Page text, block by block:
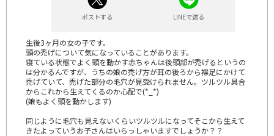
ポストする LINEで送る
生後3ヶ月の女の子です。
頭の禿げについて気になっていることがあります。
寝ている状態でよく頭を動かす赤ちゃんは後頭部が禿げるというの
は分かるんですが、うちの娘の禿げ方が耳の後ろから襟足にかけて
禿げていて、禿げた部分の毛穴が見受けられません。ツルツル具合
からこれから生えてくるのか心配で(*_*)
(娘もよく頭を動かします)
同じように毛穴も見えないくらいツルツルになってそこから生えて
きたよっていうお子さんはいらっしゃいますでしょうか？？